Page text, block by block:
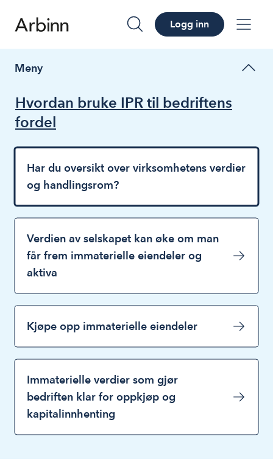
søk Logg inn
Meny
Hvordan bruke IPR til bedriftens
fordel
Har du oversikt over virksomhetens verdier
og handlingsrom?
Verdien av selskapet kan øke om man
får frem immaterielle eiendeler og
aktiva
Kjøpe opp immaterielle eiendeler
Immaterielle verdier som gjør
bedriften klar for oppkjøp og
kapitalinnhenting